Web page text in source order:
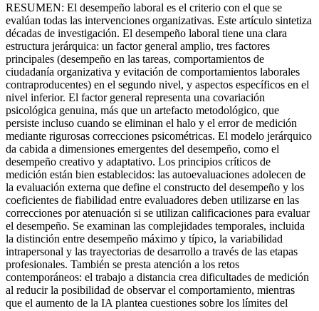
RESUMEN: El desempeño laboral es el criterio con el que se
evalúan todas las intervenciones organizativas. Este artículo sintetiza
décadas de investigación. El desempeño laboral tiene una clara
estructura jerárquica: un factor general amplio, tres factores
principales (desempeño en las tareas, comportamientos de
ciudadanía organizativa y evitación de comportamientos laborales
contraproducentes) en el segundo nivel, y aspectos específicos en el
nivel inferior. El factor general representa una covariación
psicológica genuina, más que un artefacto metodológico, que
persiste incluso cuando se eliminan el halo y el error de medición
mediante rigurosas correcciones psicométricas. El modelo jerárquico
da cabida a dimensiones emergentes del desempeño, como el
desempeño creativo y adaptativo. Los principios críticos de
medición están bien establecidos: las autoevaluaciones adolecen de
la evaluación externa que define el constructo del desempeño y los
coeficientes de fiabilidad entre evaluadores deben utilizarse en las
correcciones por atenuación si se utilizan calificaciones para evaluar
el desempeño. Se examinan las complejidades temporales, incluida
la distinción entre desempeño máximo y típico, la variabilidad
intrapersonal y las trayectorias de desarrollo a través de las etapas
profesionales. También se presta atención a los retos
contemporáneos: el trabajo a distancia crea dificultades de medición
al reducir la posibilidad de observar el comportamiento, mientras
que el aumento de la IA plantea cuestiones sobre los límites del